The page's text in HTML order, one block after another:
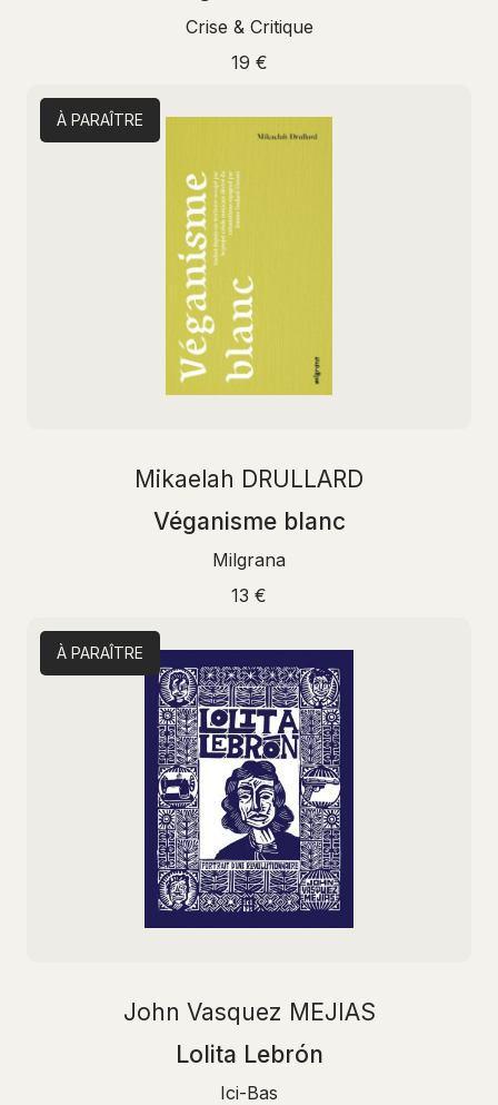
Crise & Critique
19 €
À PARAÎTRE
Mikaelah DRULLARD
Véganisme blanc
Milgrana
13 €
À PARAÎTRE
John Vasquez MEJIAS
Lolita Lebrón
Ici-Bas